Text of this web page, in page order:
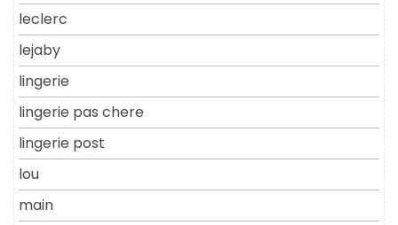
leclerc
lejaby
lingerie
lingerie pas chere
lingerie post
lou
main